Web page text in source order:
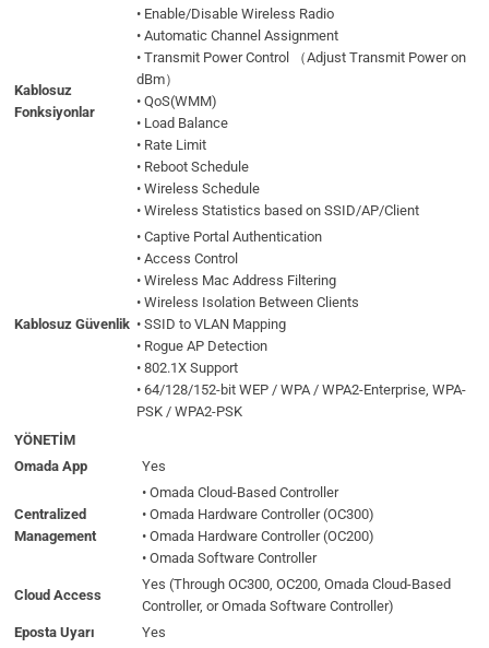
Kablosuz
Fonksiyonlar
• Enable/Disable Wireless Radio
• Automatic Channel Assignment
• Transmit Power Control （Adjust Transmit Power on
dBm）
• QoS(WMM)
• Load Balance
• Rate Limit
• Reboot Schedule
• Wireless Schedule
• Wireless Statistics based on SSID/AP/Client
Kablosuz Güvenlik
• Captive Portal Authentication
• Access Control
• Wireless Mac Address Filtering
• Wireless Isolation Between Clients
• SSID to VLAN Mapping
• Rogue AP Detection
• 802.1X Support
• 64/128/152-bit WEP / WPA / WPA2-Enterprise, WPA-
PSK / WPA2-PSK
YÖNETİM
Omada App
Yes
Centralized
Management
• Omada Cloud-Based Controller
• Omada Hardware Controller (OC300)
• Omada Hardware Controller (OC200)
• Omada Software Controller
Cloud Access
Yes (Through OC300, OC200, Omada Cloud-Based
Controller, or Omada Software Controller)
Eposta Uyarı
Yes